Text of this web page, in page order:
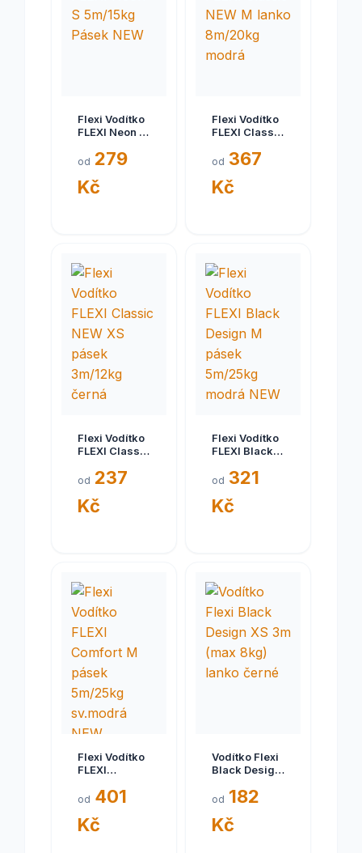
Flexi Vodítko
FLEXI Neon S
Pásek NEW
od 279
Kč
Flexi Vodítko
FLEXI Classic
8m/20kg
od 367
Kč
Flexi Vodítko
FLEXI Classic
pásek
černá
od 237
Kč
Flexi Vodítko
FLEXI Black
pásek
modrá NEW
od 321
Kč
Flexi Vodítko
FLEXI
pásek
sv.modrá
NEW
od 401
Kč
Vodítko Flexi
Black Design
8kg) lanko
od 182
Kč